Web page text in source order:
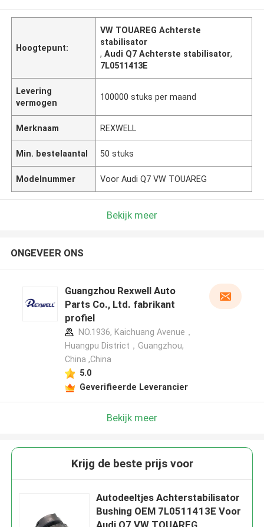
Hoogtepunt:
VW TOUAREG Achterste
stabilisator
,Audi Q7 Achterste stabilisator,
7L0511413E
Levering
vermogen
100000 stuks per maand
Merknaam REXWELL
Min. bestelaantal 50 stuks
Modelnummer Voor Audi Q7 VW TOUAREG
Bekijk meer
ONGEVEER ONS
Guangzhou Rexwell Auto
Parts Co., Ltd. fabrikant
profiel
NO.1936, Kaichuang Avenue，
Huangpu District，Guangzhou,
China ,China
5.0
Geverifieerde Leverancier
Bekijk meer
Krijg de beste prijs voor
Autodeeltjes Achterstabilisator
Bushing OEM 7L0511413E Voor